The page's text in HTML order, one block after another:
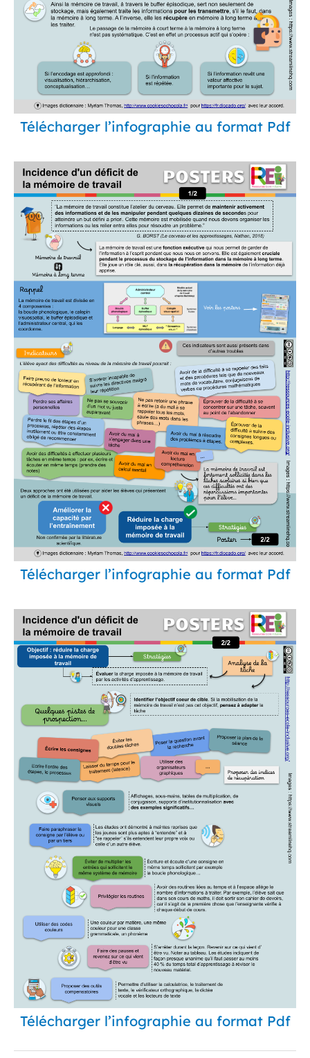
Télécharger l’infographie au format Pdf
Télécharger l’infographie au format Pdf
Télécharger l’infographie au format Pdf